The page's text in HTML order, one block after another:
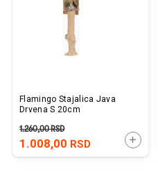
Flamingo Stajalica Java
Drvena S 20cm
1.008,00 RSD
1.260,00RSD